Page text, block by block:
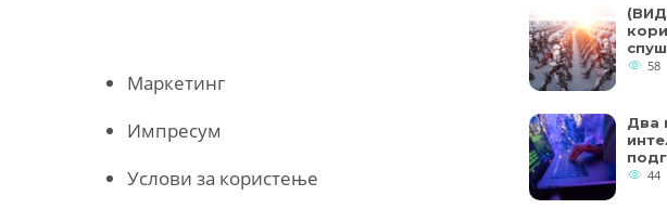
Маркетинг
Импресум
Услови за користење
58
Два
44